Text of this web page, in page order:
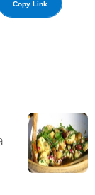
Copy Link